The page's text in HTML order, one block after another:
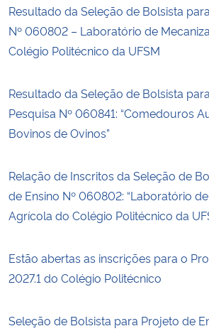
Resultado da Seleção de Bolsista
Nº 060802 – Laboratório de
Colégio Politécnico da UFSM
Resultado da Seleção de Bolsista
Pesquisa Nº 060841: “Comedouros
Bovinos de Ovinos”
Relação de Inscritos da Seleção de
de Ensino Nº 060802: “Laboratório
Agrícola do Colégio Politécnico da
Estão abertas as inscrições para o
2027.1 do Colégio Politécnico
Seleção de Bolsista para Projeto de